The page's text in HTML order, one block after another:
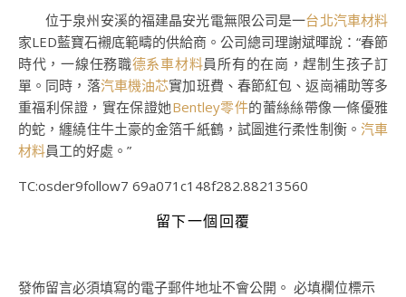
位于泉州安溪的福建晶安光電無限公司是一台北汽車材料
家LED藍寶石襯底範疇的供給商。公司總司理謝斌暉說：“春節
時代，一線任務職德系車材料員所有的在崗，趕制生孩子訂
單。同時，落汽車機油芯實加班費、春節紅包、返崗補助等多
重福利保證，實在保證她Bentley零件的蕾絲絲帶像一條優雅
的蛇，纏繞住牛土豪的金箔千紙鶴，試圖進行柔性制衡。 汽車
材料員工的好處。”
TC:osder9follow7 69a071c148f282.88213560
留下一個回覆
發佈留言必須填寫的電子郵件地址不會公開。 必填欄位標示